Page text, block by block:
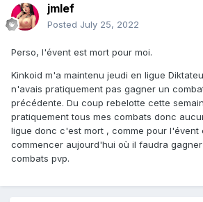
jmlef
Posted July 25, 2022
Perso, l'évent est mort pour moi.
Kinkoid m'a maintenu jeudi en ligue
n'avais pratiquement pas gagner un
précédente. Du coup rebelotte cette
pratiquement tous mes combats donc
ligue donc c'est mort , comme pour l'évent
commencer aujourd'hui où il faudra
combats pvp.